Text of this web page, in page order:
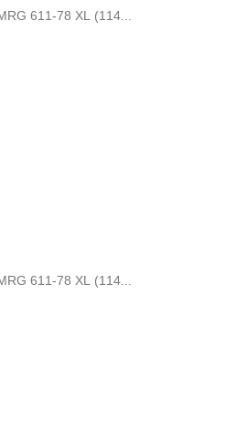
611-78 XL (114...
611-78 XL (114...